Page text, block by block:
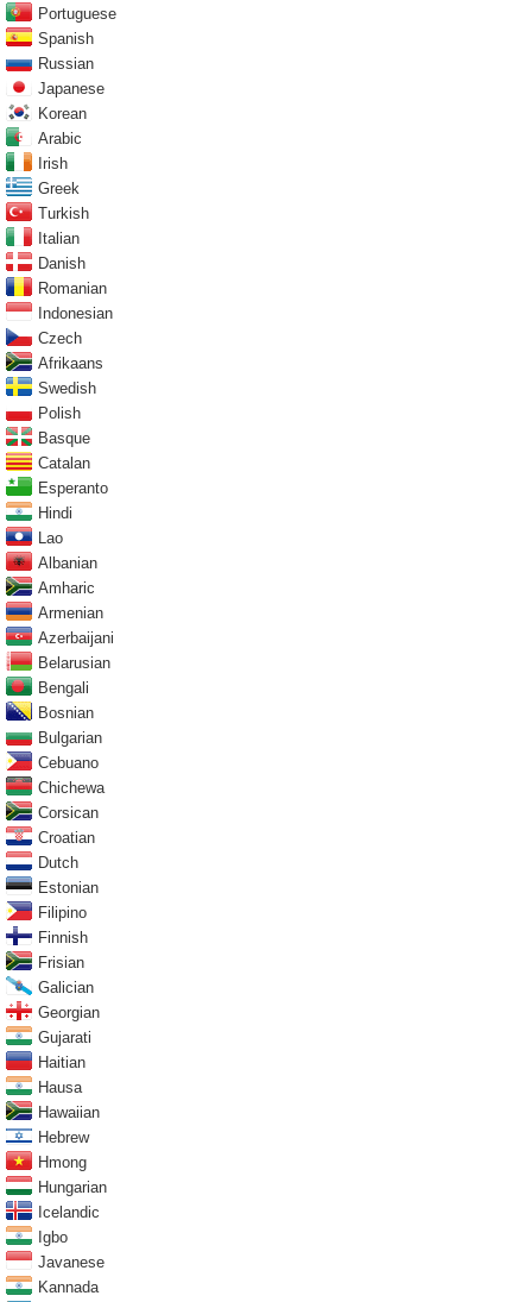
Portuguese
Spanish
Russian
Japanese
Korean
Arabic
Irish
Greek
Turkish
Italian
Danish
Romanian
Indonesian
Czech
Afrikaans
Swedish
Polish
Basque
Catalan
Esperanto
Hindi
Lao
Albanian
Amharic
Armenian
Azerbaijani
Belarusian
Bengali
Bosnian
Bulgarian
Cebuano
Chichewa
Corsican
Croatian
Dutch
Estonian
Filipino
Finnish
Frisian
Galician
Georgian
Gujarati
Haitian
Hausa
Hawaiian
Hebrew
Hmong
Hungarian
Icelandic
Igbo
Javanese
Kannada